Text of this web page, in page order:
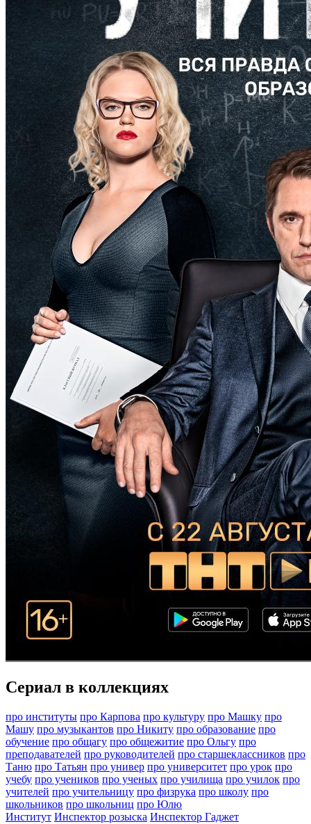
Сериал в коллекциях
про институты про Карпова про культуру про Машку про
Машу про музыкантов про Никиту про образование про
обучение про общагу про общежитие про Ольгу про
преподавателей про руководителей про старшеклассников про
Таню про Татьян про универ про университет про урок про
учебу про учеников про ученых про училища про училок про
учителей про учительницу про физрука про школу про
школьников про школьниц про Юлю
Институт Инспектор розыска Инспектор Гаджет